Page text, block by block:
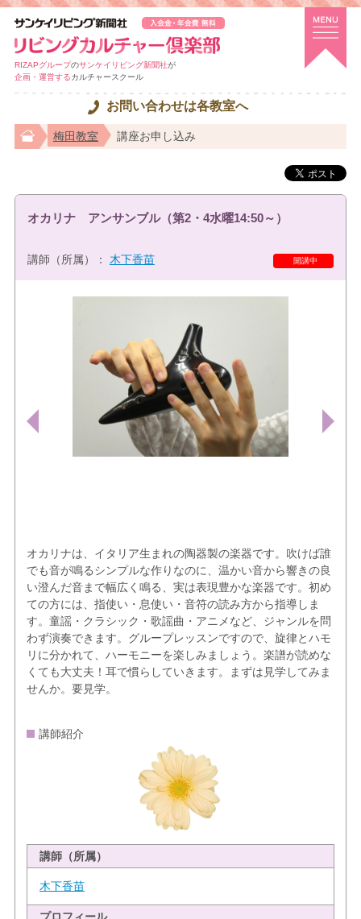
RIZAPグループのサンケイリビング新聞社が
企画・運営するカルチャースクール
お問い合わせは各教室へ
梅田教室 講座お申し込み
開講中
オカリナ アンサンブル（第2・4水曜14:50～）
講師（所属）： 木下香苗
オカリナは、イタリア生まれの陶器製の楽器です。吹けば誰
でも音が鳴るシンプルな作りなのに、温かい音から響きの良
い澄んだ音まで幅広く鳴る、実は表現豊かな楽器です。初め
ての方には、指使い・息使い・音符の読み方から指導しま
す。童謡・クラシック・歌謡曲・アニメなど、ジャンルを問
わず演奏できます。グループレッスンですので、旋律とハモ
リに分かれて、ハーモニーを楽しみましょう。楽譜が読めな
くても大丈夫！耳で慣らしていきます。まずは見学してみま
せんか。要見学。
講師紹介
講師（所属）
木下香苗